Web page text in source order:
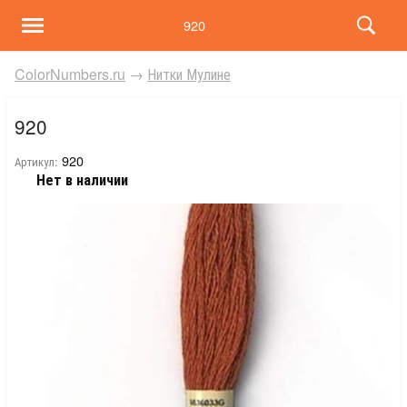
920
ColorNumbers.ru → Нитки Мулине
920
Артикул: 920
Нет в наличии